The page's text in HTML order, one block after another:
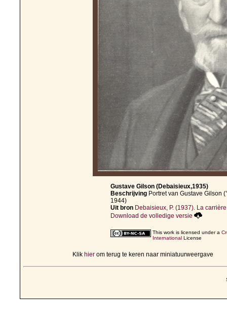
Gustave Gilson (Debaisieux,1935)
Beschrijving Portret van Gustave Gilson
1944)
Uit bron Debaisieux, P. (1937). La
Download de volledige versie
This work is licensed under a
InternationalLicense
Klik hierom terug te keren naar miniatuurweergave